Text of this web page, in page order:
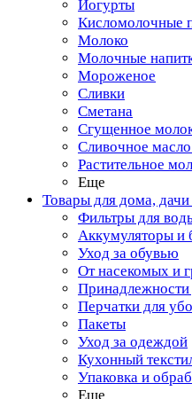
Йогурты
Кисломолочные
Молоко
Молочные
Мороженое
Сливки
Сметана
Сгущенное
Сливочное
Растительное
Еще
Товары для дома,
Фильтры для
Аккумуляторы и
Уход за обувью
От насекомых и
Принадлежности
Перчатки для
Пакеты
Уход за одеждой
Кухонный
Упаковка и
Еще